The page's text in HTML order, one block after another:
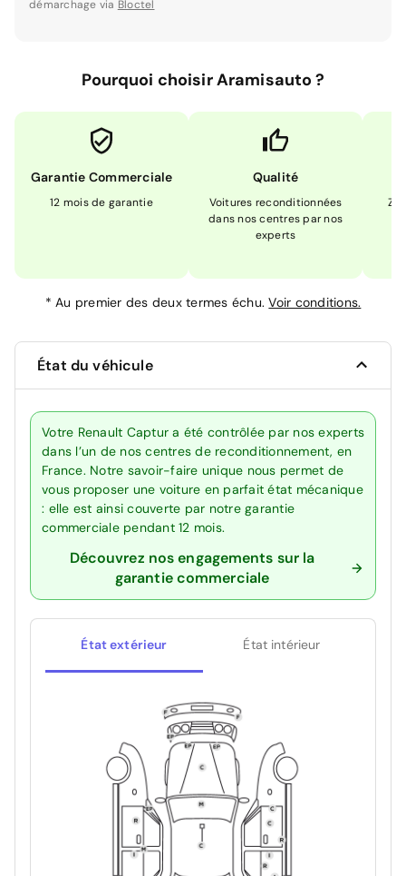
démarchage via Bloctel
Pourquoi choisir Aramisauto ?
Garantie Commerciale
12 mois de garantie
Qualité
Voitures reconditionnées
dans nos centres par nos
experts
*Au premier des deux termes échu.Voir conditions.
État du véhicule
Votre Renault Captur a été contrôlée par nos experts
dans l’un de nos centres de reconditionnement, en
France. Notre savoir-faire unique nous permet de
vous proposer une voiture en parfait état mécanique
: elle est ainsi couverte par notre garantie
commerciale pendant 12 mois.
Découvrez nos engagements sur la
garantie commerciale
État extérieur État intérieur